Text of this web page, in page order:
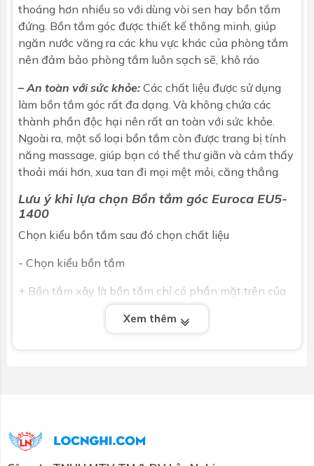
thoáng hơn nhiều so với dùng vòi sen hay bồn tắm
đứng. Bồn tắm góc được thiết kế thông minh, giúp
ngăn nước văng ra các khu vực khác của phòng tắm
nên đảm bảo phòng tắm luôn sạch sẽ, khô ráo
– An toàn với sức khỏe: Các chất liệu được sử dụng
làm bồn tắm góc rất đa dạng. Và không chứa các
thành phần độc hại nên rất an toàn với sức khỏe.
Ngoài ra, một số loại bồn tắm còn được trang bị tính
năng massage, giúp bạn có thể thư giãn và cảm thấy
thoải mái hơn, xua tan đi mọi mệt mỏi, căng thẳng
Lưu ý khi lựa chọn Bồn tắm góc Euroca EU5-
1400
Chọn kiểu bồn tắm sau đó chọn chất liệu
- Chọn kiểu bồn tắm
+ Bồn tắm xây là bồn tắm chỉ có phần mặt trên của
bồn tắm, phải thi công đúng kích thước quý khách đã
chọn mới sử dụng được.
+ Bồn tắm chân đế là bồn tắm có chân đế dựng sẵn
cho chính xác.
Xem thêm